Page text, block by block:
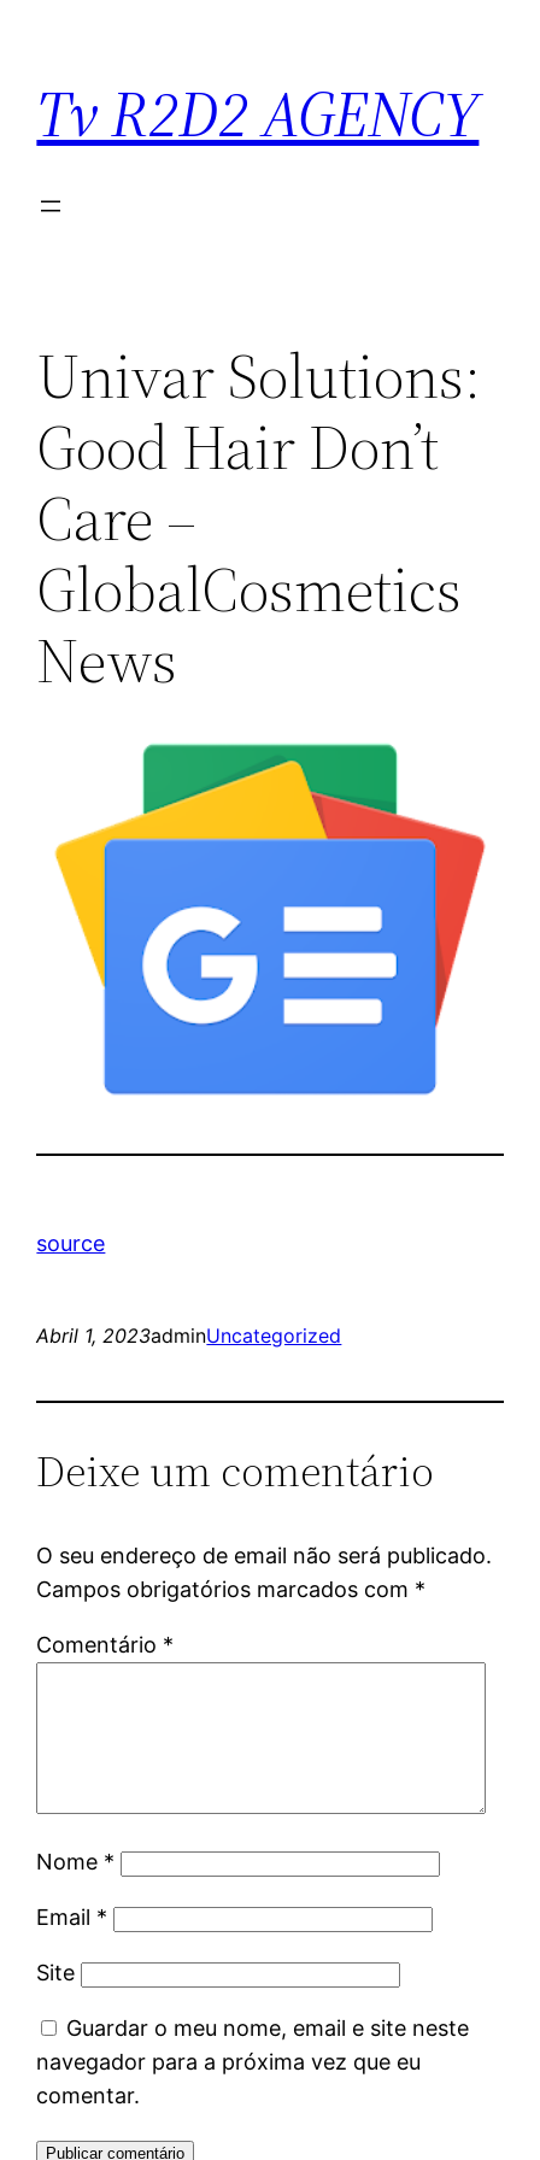
conteúdo
Tv R2D2 AGENCY
Univar Solutions:
Good Hair Don’t
Care –
GlobalCosmetics
News
source
Abril 1, 2023adminUncategorized
Deixe um comentário
O seu endereço de email não será publicado.
Campos obrigatórios marcados com *
Comentário *
Nome *
Email *
Site
Guardar o meu nome, email e site neste
navegador para a próxima vez que eu
comentar.